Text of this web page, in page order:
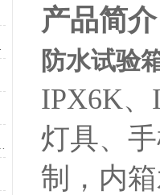
产品简介
防水试验
IPX6K
灯具、
制，内